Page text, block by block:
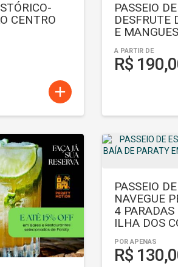
add
CENTRO
PASSEIO
DESFRUTE
E
A PARTIR DE
R$
PASSEIO
NAVEGUE
4
ILHA DOS
POR APENAS
R$